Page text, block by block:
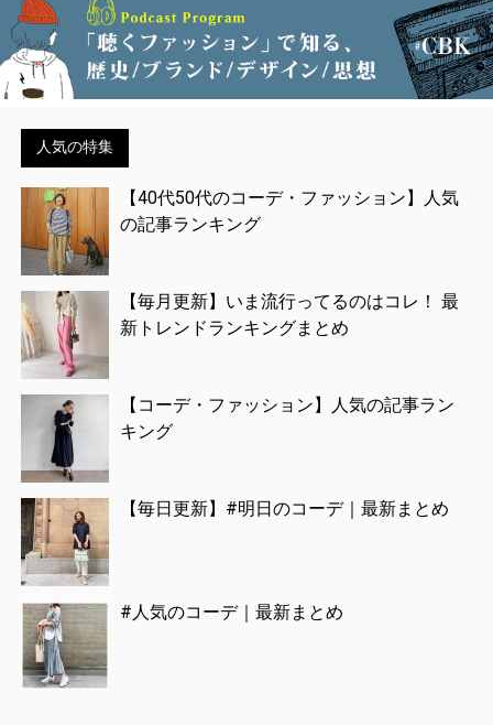
人気の特集
【40代50代のコーデ・ファッション】人気
の記事ランキング
【毎月更新】いま流行ってるのはコレ！ 最
新トレンドランキングまとめ
【コーデ・ファッション】人気の記事ラン
キング
【毎日更新】#明日のコーデ｜最新まとめ
#人気のコーデ｜最新まとめ